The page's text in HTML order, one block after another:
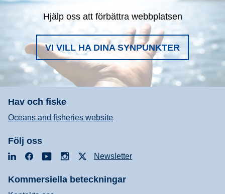
Hjälp oss att förbättra webbplatsen
VI VILL HA DINA SYNPUNKTER
Hav och fiske
Oceans and fisheries website
Följ oss
LinkedInFacebookYouTubeInstagramNewsletter
Kommersiella beteckningar